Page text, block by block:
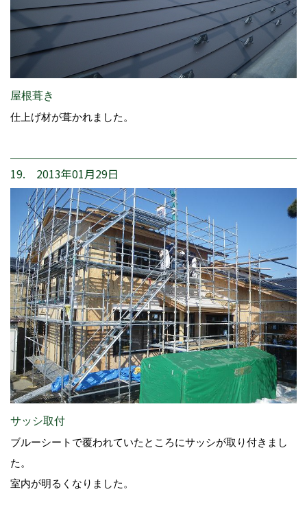
屋根葺き
仕上げ材が葺かれました。
19. 2013年01月29日
サッシ取付
ブルーシートで覆われていたところにサッシが取り付きまし
た。
室内が明るくなりました。